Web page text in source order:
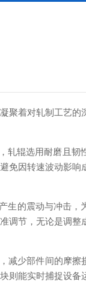
着对轧制工艺的
辊选用耐磨且韧
免因转速波动影响
的震动与冲击，
调节，无论是调整
少部件间的摩擦
则能实时捕捉设备